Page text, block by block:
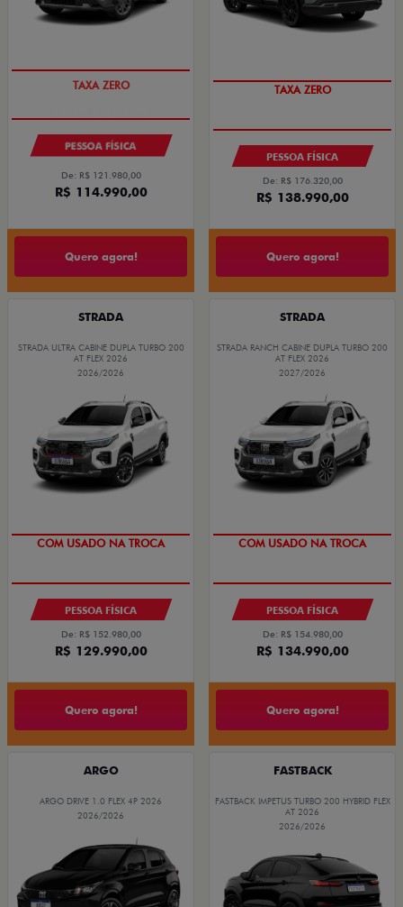
ÚLTIMAS UNIDADES
PESSOA FÍSICA
De: R$ 121.980,00
R$ 114.990,00
Quero agora!
TAXA ZERO
PESSOA FÍSICA
De: R$ 176.320,00
R$ 138.990,00
Quero agora!
STRADA
STRADA ULTRA CABINE DUPLA TURBO 200
AT FLEX 2026
2026/2026
COM USADO NA TROCA
PESSOA FÍSICA
De: R$ 152.980,00
R$ 129.990,00
Quero agora!
STRADA
STRADA RANCH CABINE DUPLA TURBO 200
AT FLEX 2026
2027/2026
COM USADO NA TROCA
PESSOA FÍSICA
De: R$ 154.980,00
R$ 134.990,00
Quero agora!
ARGO
ARGO DRIVE 1.0 FLEX 4P 2026
2026/2026
FASTBACK
FASTBACK IMPETUS TURBO 200 HYBRID FLEX
AT 2026
2026/2026